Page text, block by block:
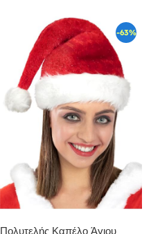
-63%
Πολυτελής Καπέλο Άγιου